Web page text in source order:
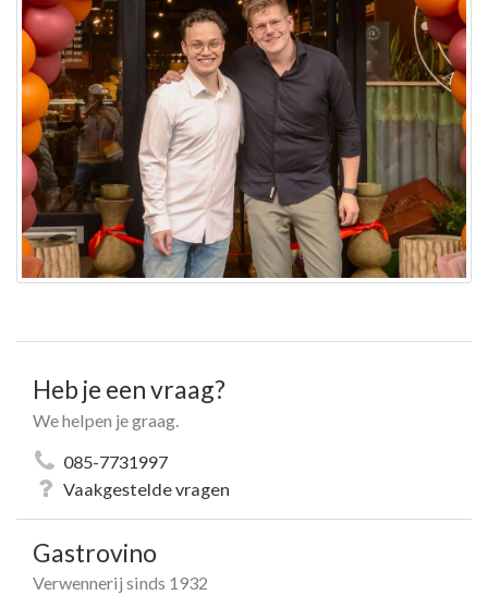
Heb je een vraag?
We helpen je graag.
085-7731997
Vaakgestelde vragen
Gastrovino
Verwennerij sinds 1932